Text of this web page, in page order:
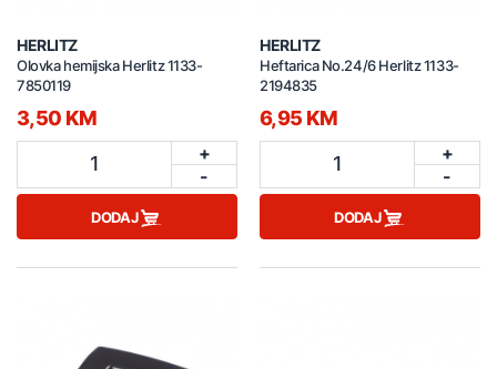
HERLITZ
Olovka hemijska Herlitz 1133-
7850119
3,50 KM
1
+
-
DODAJ
HERLITZ
Heftarica No.24/6 Herlitz 1133-
2194835
6,95 KM
1
+
-
DODAJ